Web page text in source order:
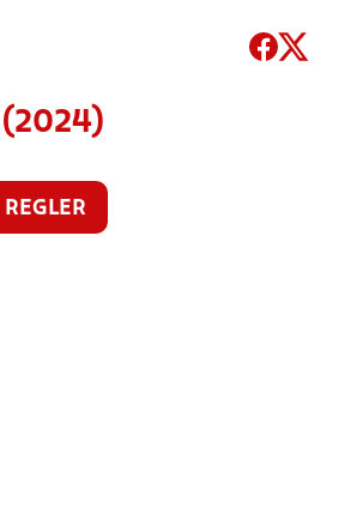
(2024)
REGLER